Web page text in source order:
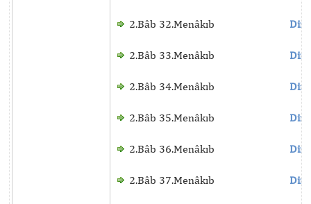
2.Bâb 32.Menâkıb
2.Bâb 33.Menâkıb
2.Bâb 34.Menâkıb
2.Bâb 35.Menâkıb
2.Bâb 36.Menâkıb
2.Bâb 37.Menâkıb